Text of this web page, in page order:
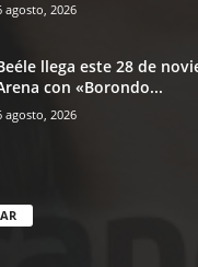
agosto, 2026
llega este 28 de
con «Borondo...
agosto, 2026